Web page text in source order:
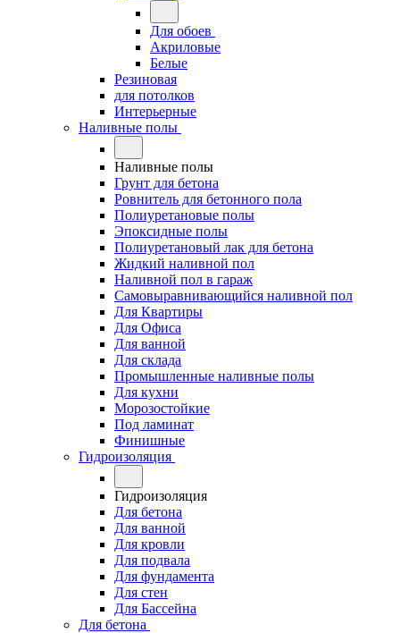
Для обоев
Акриловые
Белые
Резиновая
для потолков
Интерьерные
Наливные полы
Наливные полы
Грунт для бетона
Ровнитель для бетонного пола
Полиуретановые полы
Эпоксидные полы
Полиуретановый лак для бетона
Жидкий наливной пол
Наливной пол в гараж
Самовыравнивающийся наливной пол
Для Квартиры
Для Офиса
Для ванной
Для склада
Промышленные наливные полы
Для кухни
Морозостойкие
Под ламинат
Финишные
Гидроизоляция
Гидроизоляция
Для бетона
Для ванной
Для кровли
Для подвала
Для фундамента
Для стен
Для Бассейна
Для бетона